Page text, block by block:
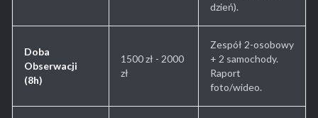
dzień).
Doba
Obserwacji
(8h)
1500 zł - 2000
zł
Zespół 2-osobowy
+ 2 samochody.
Raport
foto/wideo.